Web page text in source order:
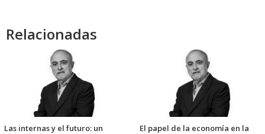
Relacionadas
Las internas y el futuro: un
El papel de la economía en la